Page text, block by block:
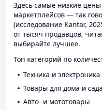
Здесь самые низкие
маркетплейсов — так
(исследование Kantar,
от тысяч продавцов,
выбирайте лучшее.
Топ категорий по
Техника и электроника
Товары для дома и сада
Авто- и мототовары